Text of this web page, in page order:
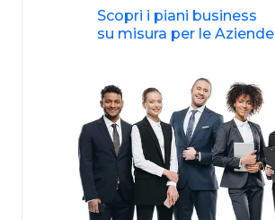
Scopri i piani business
su misura per le Aziende